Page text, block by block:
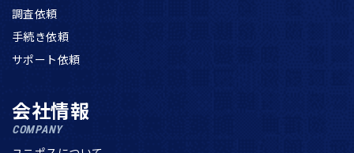
調査依頼
手続き依頼
サポート依頼
会社情報
COMPANY